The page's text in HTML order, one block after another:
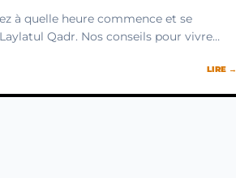
à quelle heure commence et se
Qadr. Nos conseils pour vivre
LIRE →